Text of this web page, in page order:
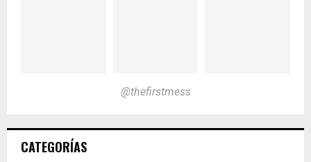
@thefirstmess
CATEGORÍAS